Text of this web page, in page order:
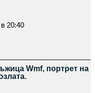
20:40
Wmf, портрет на